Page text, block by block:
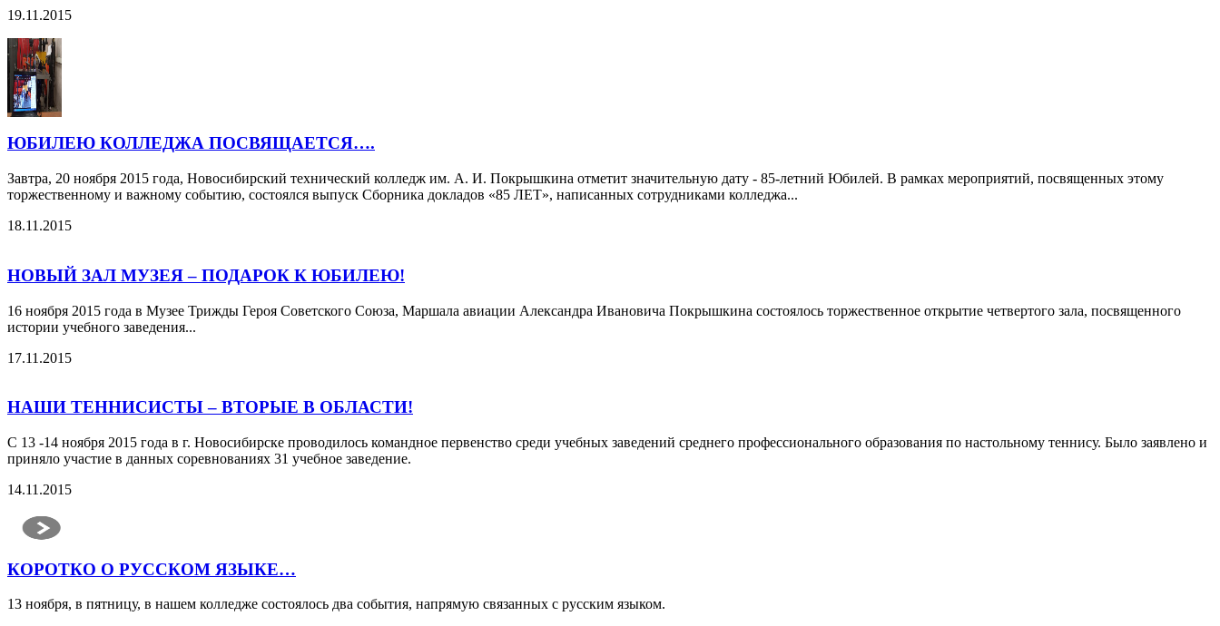
19.11.2015
ЮБИЛЕЮ КОЛЛЕДЖА ПОСВЯЩАЕТСЯ….
Завтра, 20 ноября 2015 года, Новосибирский технический колледж им. А. И. Покрышкина отметит значительную дату - 85-летний Юбилей. В рамках мероприятий, посвященных этому
торжественному и важному событию, состоялся выпуск Сборника докладов «85 ЛЕТ», написанных сотрудниками колледжа...
18.11.2015
НОВЫЙ ЗАЛ МУЗЕЯ – ПОДАРОК К ЮБИЛЕЮ!
16 ноября 2015 года в Музее Трижды Героя Советского Союза, Маршала авиации Александра Ивановича Покрышкина состоялось торжественное открытие четвертого зала, посвященного
истории учебного заведения...
17.11.2015
НАШИ ТЕННИСИСТЫ – ВТОРЫЕ В ОБЛАСТИ!
С 13 -14 ноября 2015 года в г. Новосибирске проводилось командное первенство среди учебных заведений среднего профессионального образования по настольному теннису. Было заявлено и
приняло участие в данных соревнованиях 31 учебное заведение.
14.11.2015
КОРОТКО О РУССКОМ ЯЗЫКЕ…
13 ноября, в пятницу, в нашем колледже состоялось два события, напрямую связанных с русским языком.